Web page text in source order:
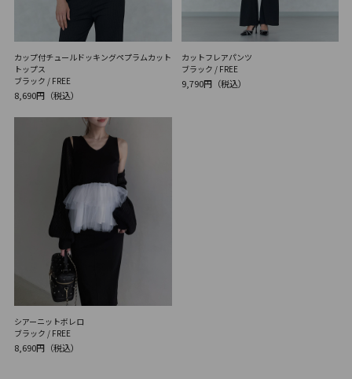
カップ付チュールドッキングペプラムカット
トップス
ブラック / FREE
8,690円（税込）
カットフレアパンツ
ブラック / FREE
9,790円（税込）
シアーニットボレロ
ブラック / FREE
8,690円（税込）